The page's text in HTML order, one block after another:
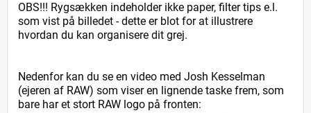
OBS!!! Rygsækken indeholder ikke paper, filter tips e.l.
som vist på billedet - dette er blot for at illustrere
hvordan du kan organisere dit grej.
Nedenfor kan du se en video med Josh Kesselman
(ejeren af RAW) som viser en lignende taske frem, som
bare har et stort RAW logo på fronten: